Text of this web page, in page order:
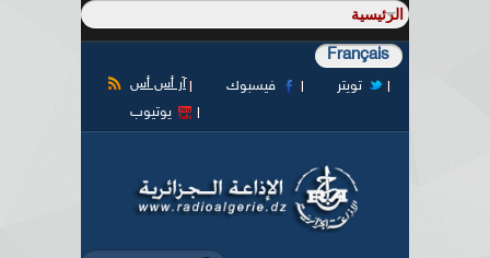
Français
آر أس أس فيسبوك
تويتر
يوتيوب